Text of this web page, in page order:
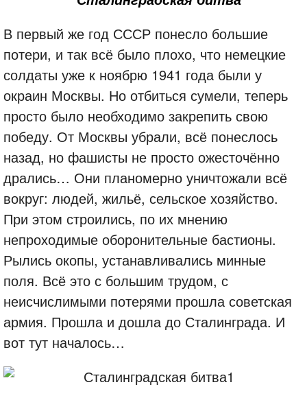
В первый же год СССР понесло большие
потери, и так всё было плохо, что немецкие
солдаты уже к ноябрю 1941 года были у
окраин Москвы. Но отбиться сумели, теперь
просто было необходимо закрепить свою
победу. От Москвы убрали, всё понеслось
назад, но фашисты не просто ожесточённо
дрались… Они планомерно уничтожали всё
вокруг: людей, жильё, сельское хозяйство.
При этом строились, по их мнению
непроходимые оборонительные бастионы.
Рылись окопы, устанавливались минные
поля. Всё это с большим трудом, с
неисчислимыми потерями прошла советская
армия. Прошла и дошла до Сталинграда. И
вот тут началось…